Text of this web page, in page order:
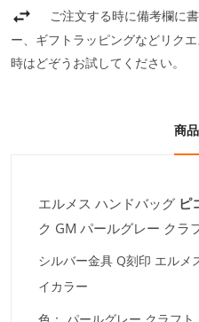
ご注文する時に備考欄に
ー、ギフトラッピングなどリク
時はどぞうお試してください。
商
エルメス ハンドバッグ ピ
ク GM パールグレー クラ
シルバー金具 Q刻印 エル
イカラー